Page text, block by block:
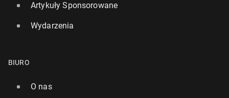
Artykuły Sponsorowane
Wydarzenia
BIURO
O nas